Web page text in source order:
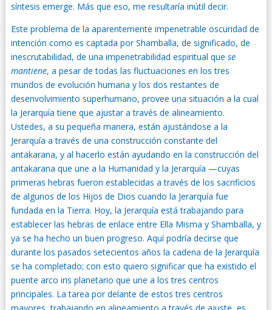
síntesis emerge. Más que eso, me resultaría inútil decir.
Este problema de la aparentemente impenetrable oscuridad de
intención como es captada por Shamballa, de significado, de
inescrutabilidad, de una impenetrabilidad espiritual que se
mantiene, a pesar de todas las fluctuaciones en los tres
mundos de evolución humana y los dos restantes de
desenvolvimiento superhumano, provee una situación a la cual
la Jerarquía tiene que ajustar a través de alineamiento.
Ustedes, a su pequeña manera, están ajustándose a la
Jerarquía a través de una construcción constante del
antakarana, y al hacerlo están ayudando en la construcción del
antakarana que une a la Humanidad y la Jerarquía —cuyas
primeras hebras fueron establecidas a través de los sacrificios
de algunos de los Hijos de Dios cuando la Jerarquía fue
fundada en la Tierra. Hoy, la Jerarquía está trabajando para
establecer las hebras de enlace entre Ella Misma y Shamballa, y
ya se ha hecho un buen progreso. Aquí podría decirse que
durante los pasados setecientos años la cadena de la Jerarquía
se ha completado; con esto quiero significar que ha existido el
puente arco iris planetario que une a los tres centros
principales. La tarea por delante de estos tres centros